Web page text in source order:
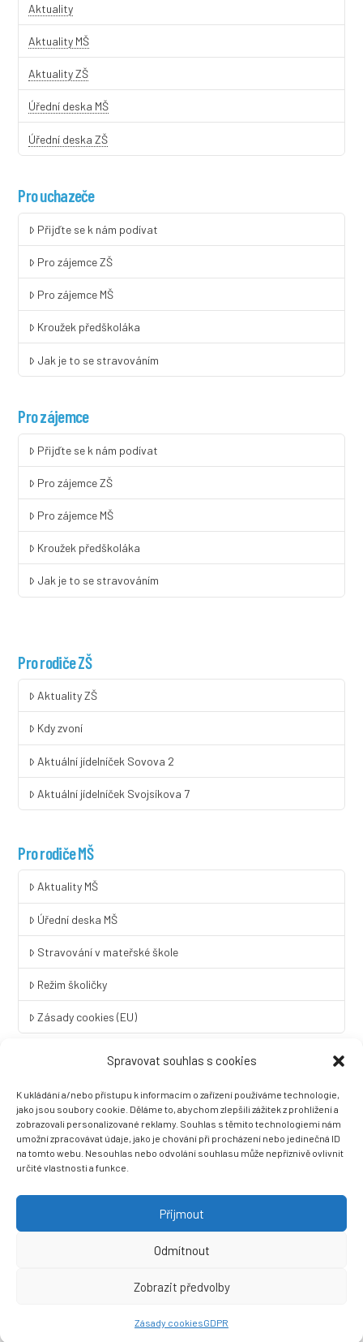
Spravovat souhlas s cookies
K ukládání a/nebo přístupu k informacím o zařízení používáme technologie,
jako jsou soubory cookie. Děláme to, abychom zlepšili zážitek z prohlížení a
zobrazovali personalizované reklamy. Souhlas s těmito technologiemi nám
umožní zpracovávat údaje, jako je chování při procházení nebo jedinečná ID
na tomto webu. Nesouhlas nebo odvolání souhlasu může nepříznivě ovlivnit
určité vlastnosti a funkce.
Přijmout
Odmítnout
Zobrazit předvolby
Zásady cookiesGDPR
Aktuality
Aktuality MŠ
Aktuality ZŠ
Úřední deska MŠ
Úřední deska ZŠ
Pro uchazeče
Přijďte se k nám podívat
Pro zájemce ZŠ
Pro zájemce MŠ
Kroužek předškoláka
Jak je to se stravováním
Pro zájemce
Přijďte se k nám podívat
Pro zájemce ZŠ
Pro zájemce MŠ
Kroužek předškoláka
Jak je to se stravováním
Pro rodiče ZŠ
Aktuality ZŠ
Kdy zvoní
Aktuální jídelníček Sovova 2
Aktuální jídelníček Svojsíkova 7
Pro rodiče MŠ
Aktuality MŠ
Úřední deska MŠ
Stravování v mateřské škole
Režim školičky
Zásady cookies (EU)
LINGUA UNIVERSAL soukromá základní škola a mateřská škola
s.r.o.
Sovova 2
412 01 Litoměřice
+420 416 733 690
datová schránka: 3vnipkd
Než zazvoní, s.r.o.